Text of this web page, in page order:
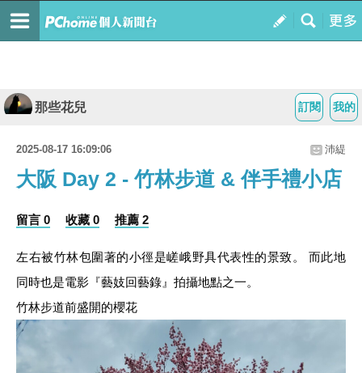
我的
訂閱
那些花兒
2025-08-17 16:09:06 沛緹
大阪 Day 2 - 竹林步道 & 伴手禮小店
留言 0 收藏 0 推薦 2
左右被竹林包圍著的小徑是嵯峨野具代表性的景致。 而此地
同時也是電影『藝妓回藝錄』拍攝地點之一。
竹林步道前盛開的櫻花